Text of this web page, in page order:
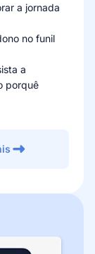
a jornada
no funil
a
porquê